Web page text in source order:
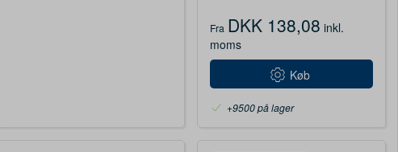
Fra DKK 138,08 inkl.
moms
Køb
+9500 på lager